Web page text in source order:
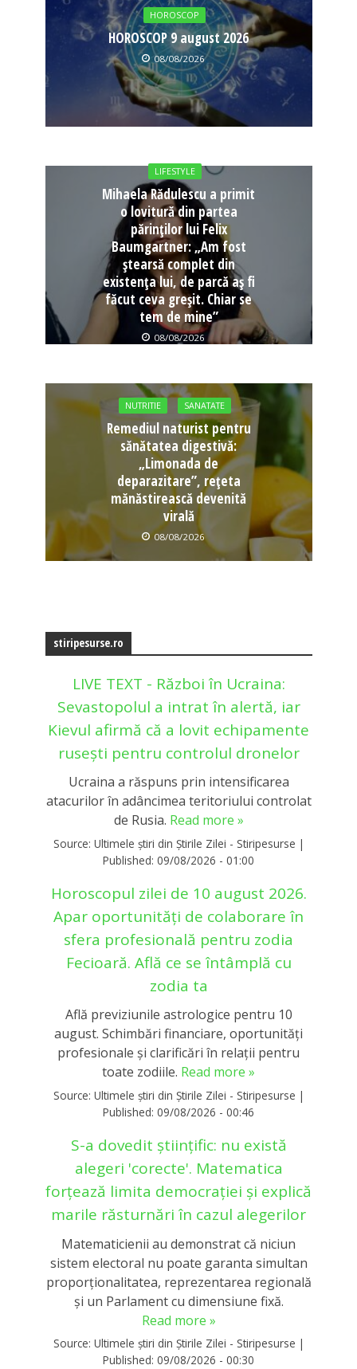
HOROSCOP
HOROSCOP 9 august 2026
08/08/2026
LIFESTYLE
Mihaela Rădulescu a primit
o lovitură din partea
părinților lui Felix
Baumgartner: „Am fost
ștearsă complet din
existența lui, de parcă aș fi
făcut ceva greșit. Chiar se
tem de mine”
08/08/2026
NUTRITIE SANATATE
Remediul naturist pentru
sănătatea digestivă:
„Limonada de
deparazitare”, rețeta
mănăstirească devenită
virală
08/08/2026
stiripesurse.ro
LIVE TEXT - Război în Ucraina:
Sevastopolul a intrat în alertă, iar
Kievul afirmă că a lovit echipamente
rusești pentru controlul dronelor
Ucraina a răspuns prin intensificarea
atacurilor în adâncimea teritoriului controlat
de Rusia. Read more »
Source: Ultimele știri din Știrile Zilei - Stiripesurse |
Published: 09/08/2026 - 01:00
Horoscopul zilei de 10 august 2026.
Apar oportunități de colaborare în
sfera profesională pentru zodia
Fecioară. Află ce se întâmplă cu
zodia ta
Află previziunile astrologice pentru 10
august. Schimbări financiare, oportunități
profesionale și clarificări în relații pentru
toate zodiile. Read more »
Source: Ultimele știri din Știrile Zilei - Stiripesurse |
Published: 09/08/2026 - 00:46
S-a dovedit științific: nu există
alegeri 'corecte'. Matematica
forțează limita democrației și explică
marile răsturnări în cazul alegerilor
Matematicienii au demonstrat că niciun
sistem electoral nu poate garanta simultan
proporționalitatea, reprezentarea regională
și un Parlament cu dimensiune fixă.
Read more »
Source: Ultimele știri din Știrile Zilei - Stiripesurse |
Published: 09/08/2026 - 00:30